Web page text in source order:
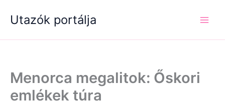
Utazók portálja
Menorca megalitok: Őskori
emlékek túra